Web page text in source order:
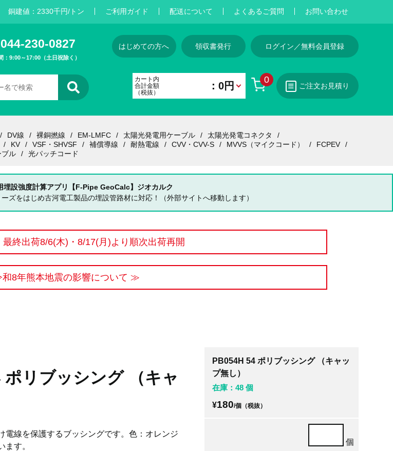
銅建値： 2330千円/トン ご利用ガイド 配送について よくあるご質問 お問い合わせ
044-230-0827
：9:00～17:00（土日祝除く）
はじめての方へ 領収書発行 ログイン／無料会員登録
0
カート内
合計金額
（税抜）
：0円 ご注文お見積り
DV線 裸銅撚線 EM-LMFC 太陽光発電用ケーブル
太陽光発電コネクタ
KV VSF・SHVSF 補償導線 耐熱電線 CVV・CVV-S MVVS（マイクコード）
FCPEV
ブル 光パッチコード
設強度計算アプリ【F-Pipe GeoCalc】ジオカルク
ズをはじめ古河電工製品の埋設管路材に対応！（外部サイトへ移動します）
終出荷8/6(木)・8/17(月)より順次出荷再開
和8年熊本地震の影響について ≫
ポリブッシング （キャ
電線を保護するブッシングです。色：オレンジ
ます。
PB054H 54 ポリブッシング （キャッ
プ無し）
在庫：48 個
¥180/個（税抜）
個